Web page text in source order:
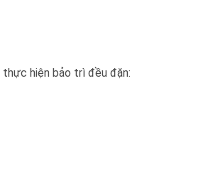
thực hiện bảo trì đều đặn: